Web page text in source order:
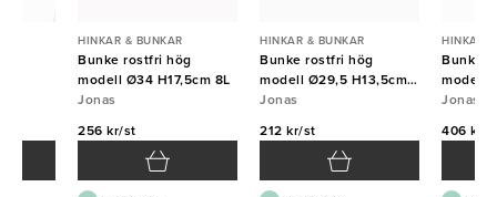
HINKAR & BUNKAR
Bunke rostfri hög
modell Ø34 H17,5cm 8L
Jonas
256 kr/st
HINKAR & BUNKAR
Bunke rostfri hög
modell Ø29,5 H13,5cm
5L
Jonas
212 kr/st
HINKAR
Bunke
modell
Jonas
406 kr/